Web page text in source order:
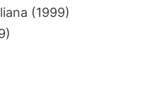
(1999)